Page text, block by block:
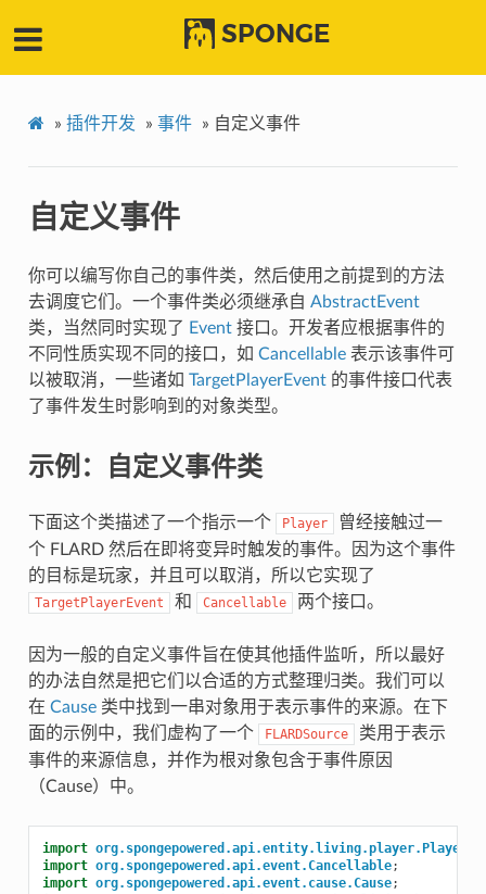
SPONGE
» 插件开发 » 事件 » 自定义事件
自定义事件
你可以编写你自己的事件类，然后使用之前提到的方法
去调度它们。一个事件类必须继承自 AbstractEvent
类，当然同时实现了
Event接口。开发者应根据事件的
不同性质实现不同的接口，如 Cancellable表示该事件可
以被取消，一些诸如 TargetPlayerEvent的事件接口代表
了事件发生时影响到的对象类型。
示例：自定义事件类
下面这个类描述了一个指示一个 Player
曾经接触过一
个 FLARD 然后在即将变异时触发的事件。因为这个事件
的目标是玩家，并且可以取消，所以它实现了
TargetPlayerEvent 和 Cancellable 两个接口。
因为一般的自定义事件旨在使其他插件监听，所以最好
的办法自然是把它们以合适的方式整理归类。我们可以
在 Cause类中找到一串对象用于表示事件的来源。在下
面的示例中，我们虚构了一个
FLARDSource
类用于表示
事件的来源信息，并作为根对象包含于事件原因
（Cause）中。
import org.spongepowered.api.entity.living.player.Player
import org.spongepowered.api.event.Cancellable;
import org.spongepowered.api.event.cause.Cause;